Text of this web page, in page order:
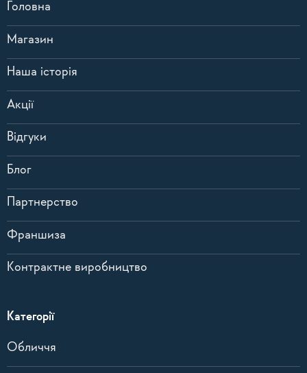
Головна
Магазин
Наша історія
Акції
Відгуки
Блог
Партнерство
Франшиза
Контрактне виробництво
Категорії
Обличчя